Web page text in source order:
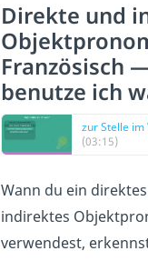
Direkte und
Französisch
benutze ich
zur Stelle im
(03:15)
Wann du ein
indirektes
verwendest,